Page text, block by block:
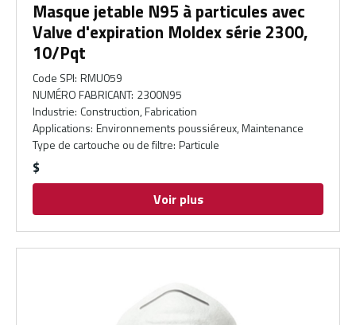
Masque jetable N95 à particules avec
Valve d'expiration Moldex série 2300,
10/Pqt
Code SPI: RMU059
NUMÉRO FABRICANT: 2300N95
Industrie: Construction, Fabrication
Applications: Environnements poussiéreux, Maintenance
Type de cartouche ou de filtre: Particule
$
Voir plus